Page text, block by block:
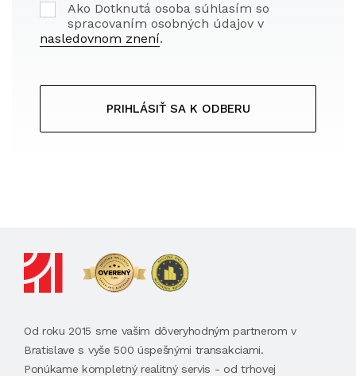
Ako Dotknutá osoba súhlasím so
spracovaním osobných údajov v
nasledovnom znení.
PRIHLÁSIŤ SA K ODBERU
Od roku 2015 sme vašim dôveryhodným partnerom v
Bratislave s vyše 500 úspešnými transakciami.
Ponúkame kompletný realitný servis - od trhovej